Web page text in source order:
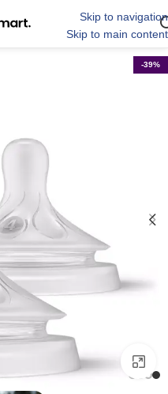
Skip to navigation
Skip to main content
-39%
بزرگتر ببینید